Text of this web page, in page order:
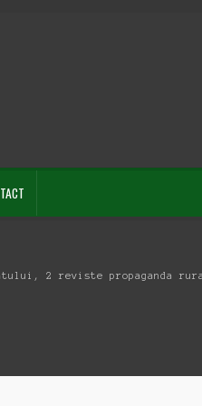
2 reviste propaganda